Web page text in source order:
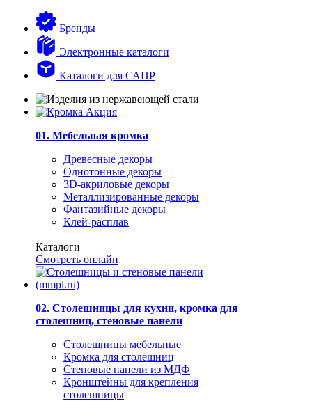
Бренды
Электронные каталоги
Каталоги для САПР
01. Мебельная кромка
Древесные декоры
Однотонные декоры
3D-акриловые декоры
Металлизированные декоры
Фантазийные декоры
Клей-расплав
Каталоги
Смотреть онлайн
02. Столешницы для кухни, кромка для
столешниц, стеновые панели
Столешницы мебельные
Кромка для столешниц
Стеновые панели из МДФ
Кронштейны для крепления
столешницы